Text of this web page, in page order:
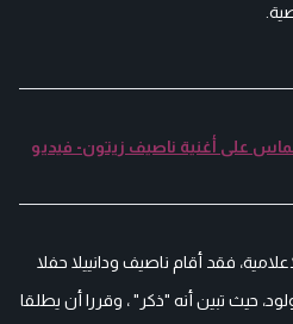
على أغنية ناصيف زيتون- فيديو
فقد أقام ناصيف ودانييلا حفلا
حيث تبين أنه "ذكر" ، وقررا أن يطلقا